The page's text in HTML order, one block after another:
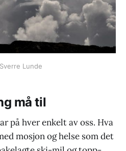
Lunde
må til
på hver enkelt av oss. Hva
mosjon og helse som det